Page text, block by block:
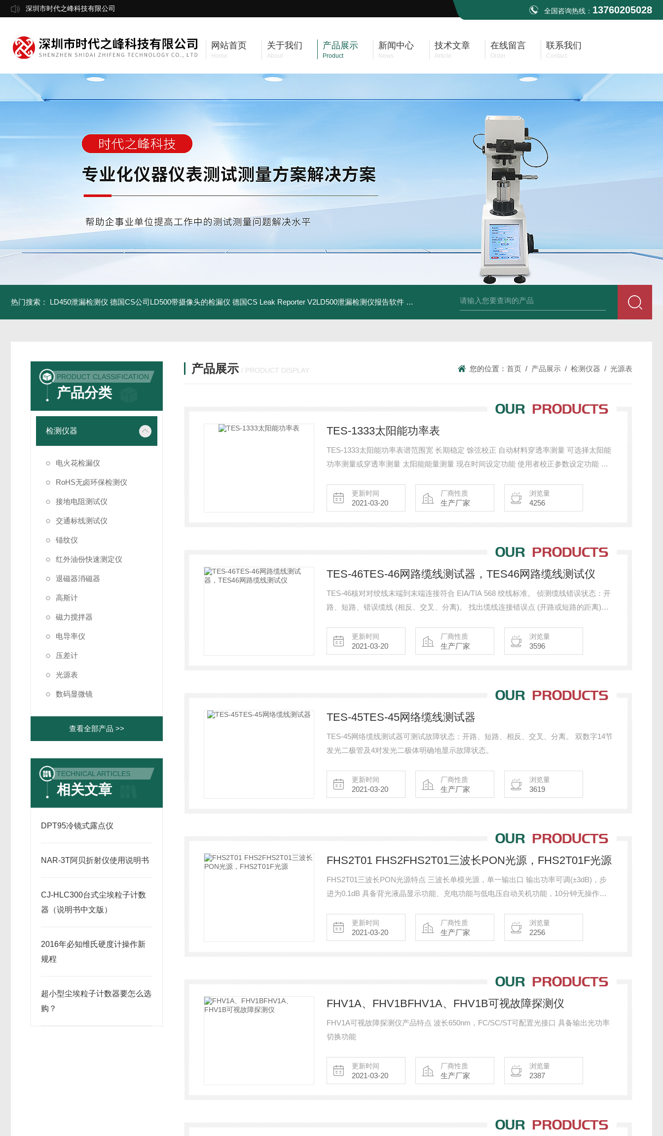
深圳市时代之峰科技有限公司 全国咨询热线： 13760205028
网站首页
Home
关于我们
About
产品展示
Product
新闻中心
News
技术文章
Article
在线留言
Order
联系我们
Contact
热门搜索： LD450泄漏检测仪 德国CS公司LD500带摄像头的检漏仪 德国CS Leak Reporter V2LD500泄漏检测仪报告软件 UltraCam LD500德国CS公司声学泄漏摄像机检测仪 德国美翠Metrel MI2088
PRODUCT CLASSIFICATION
产品分类
检测仪器
电火花检漏仪
RoHS无卤环保检测仪
接地电阻测试仪
交通标线测试仪
锚纹仪
红外油份快速测定仪
退磁器消磁器
高斯计
磁力搅拌器
电导率仪
压差计
光源表
数码显微镜
查看全部产品 >>
TECHNICAL ARTICLES
相关文章
DPT95冷镜式露点仪
NAR-3T阿贝折射仪使用说明书
CJ-HLC300台式尘埃粒子计数
器（说明书中文版）
2016年必知维氏硬度计操作新
规程
超小型尘埃粒子计数器要怎么选
购？
产品展示 / PRODUCT DISPLAY 您的位置： 首页 / 产品展示 / 检测仪器 / 光源表
TES-1333太阳能功率表
TES-1333太阳能功率表谱范围宽 长期稳定 馀弦校正 自动材料穿透率测量 可选择太阳能
功率测量或穿透率测量 太阳能能量测量 现在时间设定功能 使用者校正参数设定功能 感
手动资料记忆(TES-1333) RS-232PC介面功能(TES-1333R) 气象 农业
更新时间
2021-03-20
厂商性质
生产厂家
浏览量
4256
TES-46TES-46网路缆线测试器，TES46网路缆线测试仪
TES-46核对对绞线末端到末端连接符合 EIA/TIA 568 绞线标准。 侦测缆线错误状态：开
路、短路、错误缆线 (相反、交叉、分离)。 找出缆线连接错误点 (开路或短路的距离)。
更新时间
2021-03-20
厂商性质
生产厂家
浏览量
3596
TES-45TES-45网络缆线测试器
TES-45网络缆线测试器可测试故障状态：开路、短路、相反、交叉、分离。 双数字14节
发光二极管及4对发光二极体明确地显示故障状态。
更新时间
2021-03-20
厂商性质
生产厂家
浏览量
3619
FHS2T01 FHS2FHS2T01三波长PON光源，FHS2T01F光源
FHS2T01三波长PON光源特点 三波长单模光源，单一输出口 输出功率可调(±3dB)，步
进为0.1dB 具备背光液晶显示功能、充电功能与低电压自动关机功能，10分钟无操作自
更新时间
2021-03-20
厂商性质
生产厂家
浏览量
2256
FHV1A、FHV1BFHV1A、FHV1B可视故障探测仪
FHV1A可视故障探测仪产品特点 波长650nm，FC/SC/ST可配置光接口 具备输出光功率
切换功能
更新时间
2021-03-20
厂商性质
生产厂家
浏览量
2387